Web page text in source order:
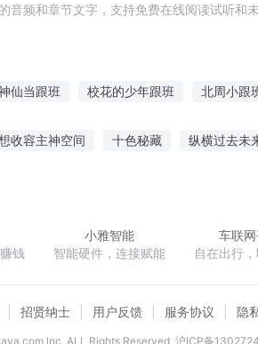
频和章节文字，支持免费在线阅读试听和
仙当跟班 校花的少年跟班 北周小跟
收容主神空间 十色秘藏 纵横过去未
钱
小雅智能
智能硬件，连接赋能
车联
自在出行
招贤纳士 用户反馈 服务协议 隐
lnc. ALL Rights Reserved 沪ICP备